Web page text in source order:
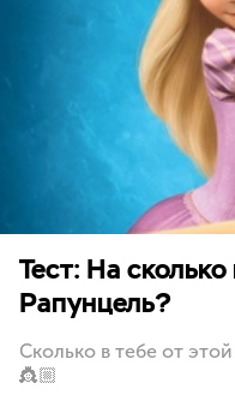
Тест: На
Рапунцель?
Сколько в тебе от
👸🏼